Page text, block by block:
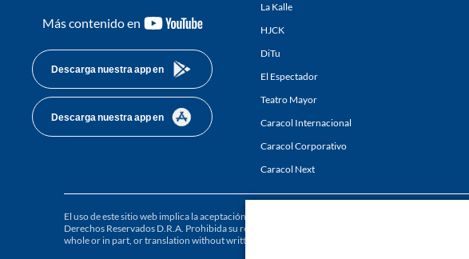
Más contenido en
youtube-
Descarga nuestra app en
Descarga nuestra app en
La Kalle
HJCK
DiTu
El Espectador
Teatro Mayor
Caracol Internacional
Caracol Corporativo
Caracol Next
El uso de este sitio web implica la aceptación de los
Derechos Reservados D.R.A. Prohibida su reproducción total o parcial, así como su traducción
whole or in part, or translation without written permission is prohibited. All rights reserved 2025.